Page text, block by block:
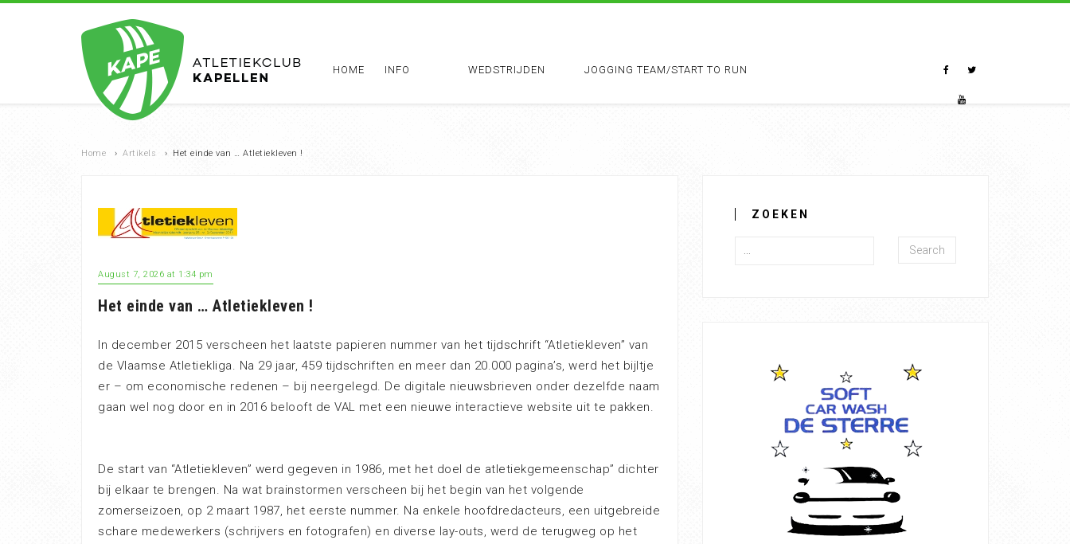
HOME INFO WEDSTRIJDEN JOGGING TEAM/START TO RUN
Home › Artikels › Het einde van … Atletiekleven !
August 7, 2026 at 1:34 pm
Het einde van … Atletiekleven !
In december 2015 verscheen het laatste papieren nummer van het tijdschrift “Atletiekleven” van
de Vlaamse Atletiekliga. Na 29 jaar, 459 tijdschriften en meer dan 20.000 pagina’s, werd het bijltje
er – om economische redenen – bij neergelegd. De digitale nieuwsbrieven onder dezelfde naam
gaan wel nog door en in 2016 belooft de VAL met een nieuwe interactieve website uit te pakken.
De start van “Atletiekleven” werd gegeven in 1986, met het doel de atletiekgemeenschap” dichter
bij elkaar te brengen. Na wat brainstormen verscheen bij het begin van het volgende
zomerseizoen, op 2 maart 1987, het eerste nummer. Na enkele hoofdredacteurs, een uitgebreide
schare medewerkers (schrijvers en fotografen) en diverse lay-outs, werd de terugweg op het
ZOEKEN
Search